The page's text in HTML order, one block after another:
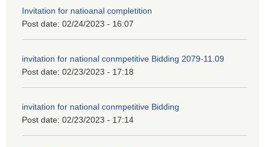
Invitation for natioanal completition
Post date: 02/24/2023 - 16:07
invitation for national conmpetitive Bidding 2079-11.09
Post date: 02/23/2023 - 17:18
invitation for national conmpetitive Bidding
Post date: 02/23/2023 - 17:14